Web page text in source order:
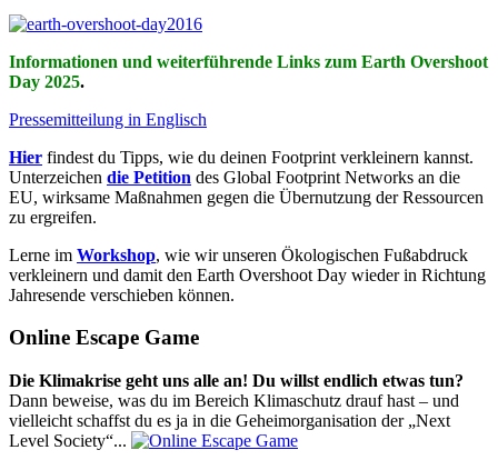
Informationen und weiterführende Links zum Earth Overshoot
Day 2025.
Pressemitteilung in Englisch
Hier findest du Tipps, wie du deinen Footprint verkleinern kannst.
Unterzeichen die Petition des Global Footprint Networks an die
EU, wirksame Maßnahmen gegen die Übernutzung der Ressourcen
zu ergreifen.
Lerne im Workshop, wie wir unseren Ökologischen Fußabdruck
verkleinern und damit den Earth Overshoot Day wieder in Richtung
Jahresende verschieben können.
Online Escape Game
Die Klimakrise geht uns alle an! Du willst endlich etwas tun?
Dann beweise, was du im Bereich Klimaschutz drauf hast – und
vielleicht schaffst du es ja in die Geheimorganisation der „Next
Level Society“...